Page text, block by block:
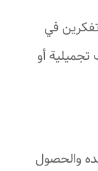
في
أو
والحصول